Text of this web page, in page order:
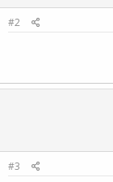
#2
#3